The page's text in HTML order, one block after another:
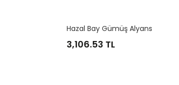
Güneş Ay Bay Gümüş Alyans
2,329.90 TL